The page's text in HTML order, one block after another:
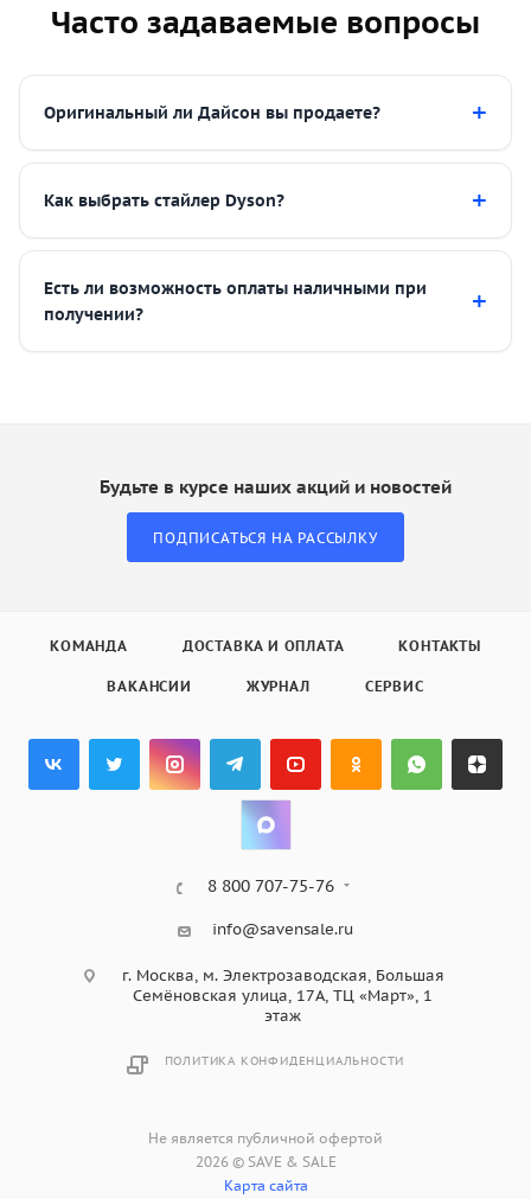
Часто задаваемые вопросы
Оригинальный ли Дайсон вы продаете?
Как выбрать стайлер Dyson?
Есть ли возможность оплаты наличными при
получении?
Будьте в курсе наших акций и новостей
ПОДПИСАТЬСЯ НА РАССЫЛКУ
КОМАНДА ДОСТАВКА И ОПЛАТА КОНТАКТЫ
ВАКАНСИИ ЖУРНАЛ СЕРВИС
8 800 707-75-76
info@savensale.ru
г. Москва, м. Электрозаводская, Большая
Семёновская улица, 17А, ТЦ «Март», 1
этаж
ПОЛИТИКА КОНФИДЕНЦИАЛЬНОСТИ
Не является публичной офертой
2026 © SAVE & SALE
Карта сайта